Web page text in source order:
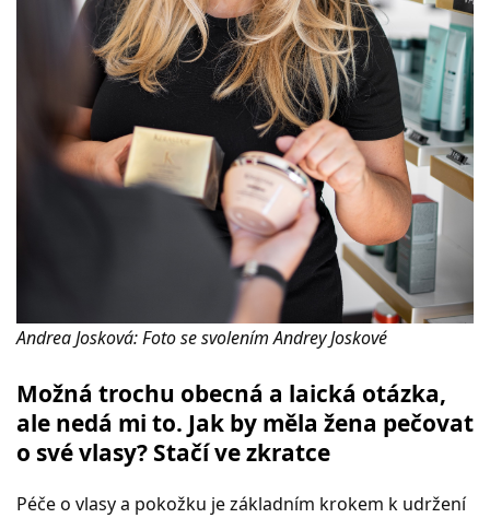
Andrea Josková: Foto se svolením Andrey Joskové
Možná trochu obecná a laická otázka,
ale nedá mi to. Jak by měla žena pečovat
o své vlasy? Stačí ve zkratce
Péče o vlasy a pokožku je základním krokem k udržení